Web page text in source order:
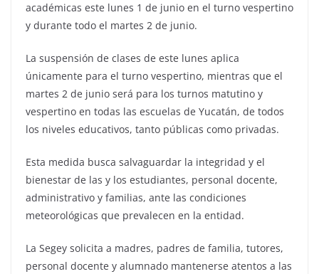
académicas este lunes 1 de junio en el turno vespertino
y durante todo el martes 2 de junio.
La suspensión de clases de este lunes aplica
únicamente para el turno vespertino, mientras que el
martes 2 de junio será para los turnos matutino y
vespertino en todas las escuelas de Yucatán, de todos
los niveles educativos, tanto públicas como privadas.
Esta medida busca salvaguardar la integridad y el
bienestar de las y los estudiantes, personal docente,
administrativo y familias, ante las condiciones
meteorológicas que prevalecen en la entidad.
La Segey solicita a madres, padres de familia, tutores,
personal docente y alumnado mantenerse atentos a las